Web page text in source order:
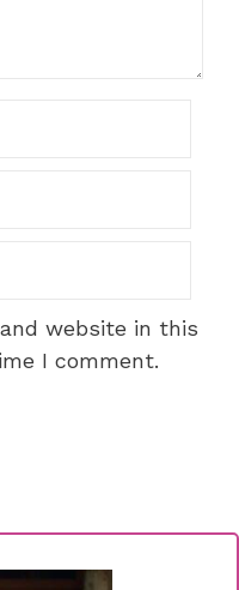
website in this
I comment.